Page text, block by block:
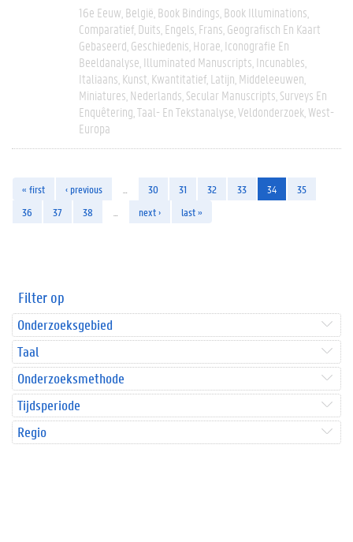
16e Eeuw België Book Bindings Book Illuminations
Comparatief Duits Engels Frans Geografisch En Kaart
Gebaseerd Geschiedenis Horae Iconografie En
Beeldanalyse Illuminated Manuscripts Incunables
Italiaans Kunst Kwantitatief Latijn Middeleeuwen
Miniatures Nederlands Secular Manuscripts Surveys En
Enquêtering Taal- En Tekstanalyse Veldonderzoek West-
Europa
« first ‹ previous 30 31 32 33 34
35
36
37 38 next › last »
Filter op
Onderzoeksgebied
Taal
Onderzoeksmethode
Tijdsperiode
Regio